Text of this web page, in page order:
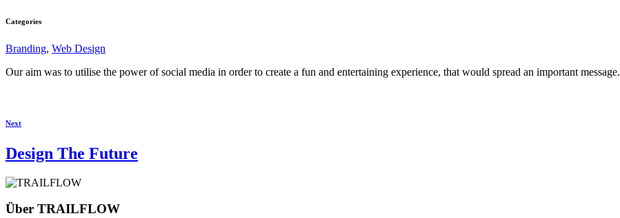
Categories
Branding, Web Design
Our aim was to utilise the power of social media in order to create a fun and entertaining experience, that would spread an important message.
Next
Design The Future
Über TRAILFLOW